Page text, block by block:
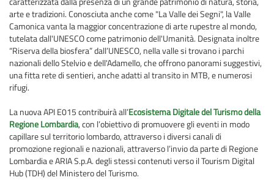
arte e tradizioni. Conosciuta anche come "La Valle dei Segni", la Valle
Camonica vanta la maggior concentrazione di arte rupestre al mondo,
tutelata dall'UNESCO come patrimonio dell'Umanità. Designata inoltre
“Riserva della biosfera” dall’UNESCO, nella valle si trovano i parchi
nazionali dello Stelvio e dell'Adamello, che offrono panorami suggestivi,
una fitta rete di sentieri, anche adatti al transito in MTB, e numerosi
rifugi.
La nuova API E015 contribuirà all’Ecosistema Digitale del Turismo della
Regione Lombardia, con l’obiettivo di promuovere gli eventi in modo
capillare sul territorio lombardo, attraverso i diversi canali di
promozione regionali e nazionali, attraverso l’invio da parte di Regione
Lombardia e ARIA S.p.A. degli stessi contenuti verso il Tourism Digital
Hub (TDH) del Ministero del Turismo.